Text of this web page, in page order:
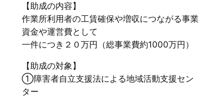
【助成の内容】
作業所利用者の工賃確保や増収につながる事業
資金や運営費として
一件につき２０万円（総事業費約1000万円）
【助成の対象】
①障害者自立支援法による地域活動支援セン
ター